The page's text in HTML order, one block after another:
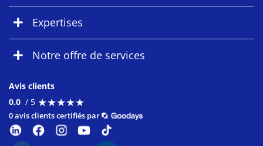
Expertises
Notre offre de services
Avis clients
0.0 / 5 ★★★★★
★★★★★
0 avis clients certifiés par